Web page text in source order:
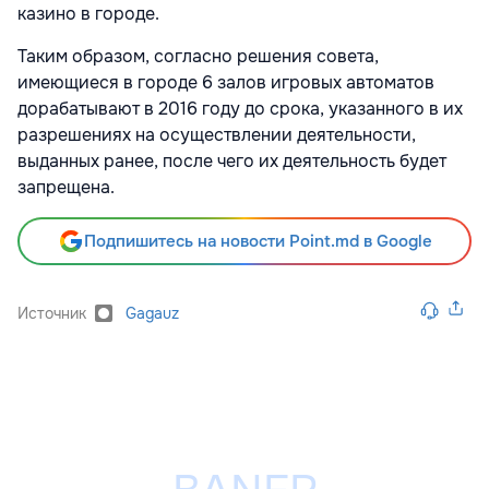
казино в городе.
Таким образом, согласно решения совета,
имеющиеся в городе 6 залов игровых автоматов
дорабатывают в 2016 году до срока, указанного в их
разрешениях на осуществлении деятельности,
выданных ранее, после чего их деятельность будет
запрещена.
Подпишитесь на новости Point.md в Google
Источник Gagauz